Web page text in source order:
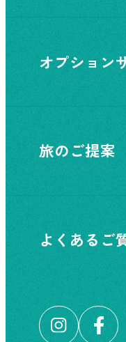
オプション
旅のご提案
よくあるご